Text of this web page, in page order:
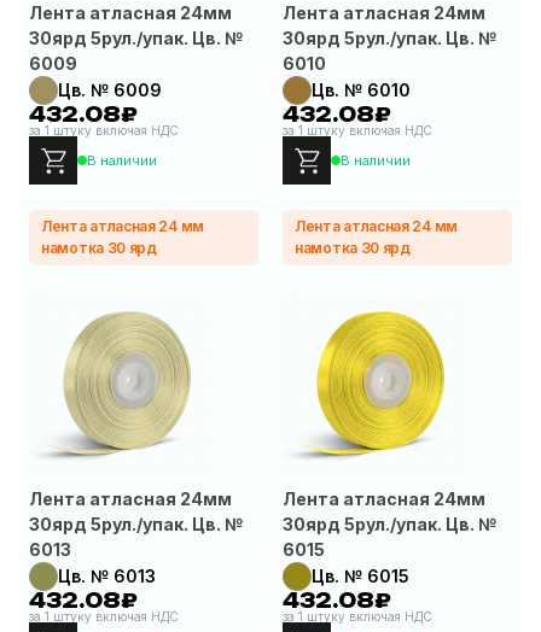
Лента атласная 24мм
30ярд 5рул./упак. Цв. №
6009
Цв. № 6009
432.08₽
за 1 штуку включая НДС
В наличии
Лента атласная 24мм
30ярд 5рул./упак. Цв. №
6010
Цв. № 6010
432.08₽
за 1 штуку включая НДС
В наличии
Лента атласная 24 мм
намотка 30 ярд
Лента атласная 24мм
30ярд 5рул./упак. Цв. №
6013
Цв. № 6013
432.08₽
за 1 штуку включая НДС
Лента атласная 24 мм
намотка 30 ярд
Лента атласная 24мм
30ярд 5рул./упак. Цв. №
6015
Цв. № 6015
432.08₽
за 1 штуку включая НДС